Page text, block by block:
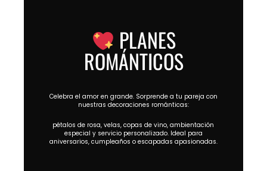
PLANES
ROMÁNTICOS
Celebra el amor en grande. Sorprende a tu pareja con
nuestras decoraciones románticas:
pétalos de rosa, velas, copas de vino, ambientación
especial y servicio personalizado. Ideal para
aniversarios, cumpleaños o escapadas apasionadas.